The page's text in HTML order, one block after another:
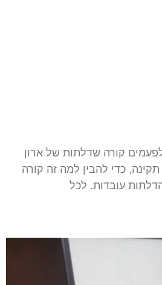
קורה שדלתות של ארון
כדי להבין למה זה קורה
עובדות. לכל